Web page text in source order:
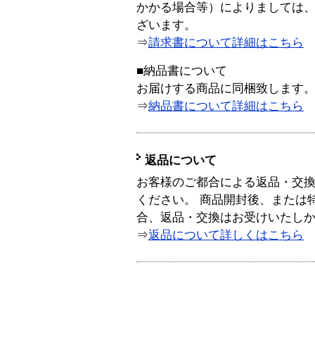
かかる場合等）によりましては
ざいます。
⇒請求書について詳細はこちら
■納品書について
お届けする商品に同梱致します。
⇒納品書について詳細はこちら
返品について
お客様のご都合による返品・交
ください。 商品開封後、または
合、返品・交換はお受けいたし
⇒返品について詳しくはこちら